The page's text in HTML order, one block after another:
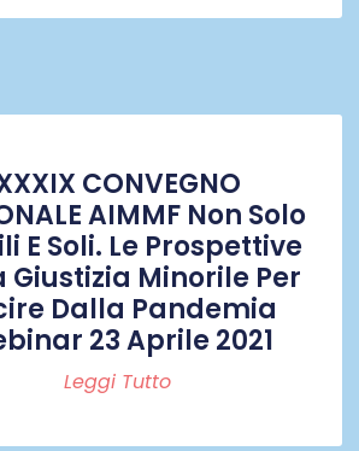
CONVEGNO
AIMMF Non Solo
E Soli. Le Prospettive
Giustizia Minorile Per
Dalla Pandemia
23 Aprile 2021
Leggi Tutto